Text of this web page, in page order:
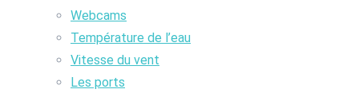
Webcams
Température de l’eau
Vitesse du vent
Les ports